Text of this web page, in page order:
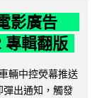
影廣告
專輯翻版
輛中控熒幕推送
彈出通知，觸發